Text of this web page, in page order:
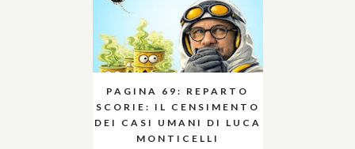
PAGINA 69: REPARTO
SCORIE: IL CENSIMENTO
DEI CASI UMANI DI LUCA
MONTICELLI